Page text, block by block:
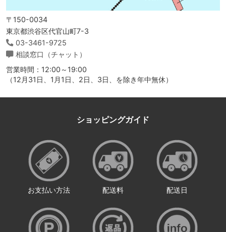
〒150-0034
東京都渋谷区代官山町7-3
03-3461-9725
相談窓口（チャット）
営業時間：12:00～19:00
（12月31日、1月1日、2日、3日、を除き年中無休）
ショッピングガイド
お支払い方法 配送料 配送日